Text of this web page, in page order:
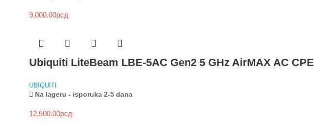
9,000.00рсд
Ubiquiti LiteBeam LBE-5AC Gen2 5 GHz AirMAX AC CPE
UBIQUITI
Na lageru - isporuka 2-5 dana
12,500.00рсд